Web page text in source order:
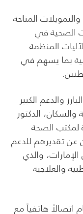
المتاحة
الصحية في
المنظمة
بما يسهم في
والدعم الكبير
الدكتور
لمكتب الصحة
عن تقديرهم للدعم
والذي
والعلاجية
هاتفياً مع